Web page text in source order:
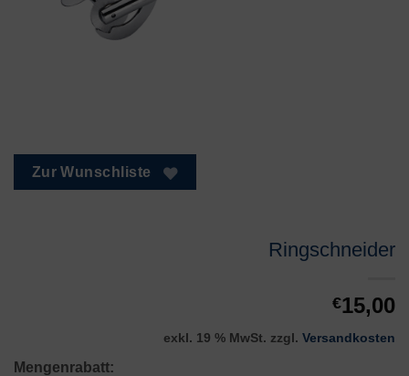
Zur Wunschliste
Ringschneider
€15,00
exkl. 19 % MwSt. zzgl. Versandkosten
Mengenrabatt: